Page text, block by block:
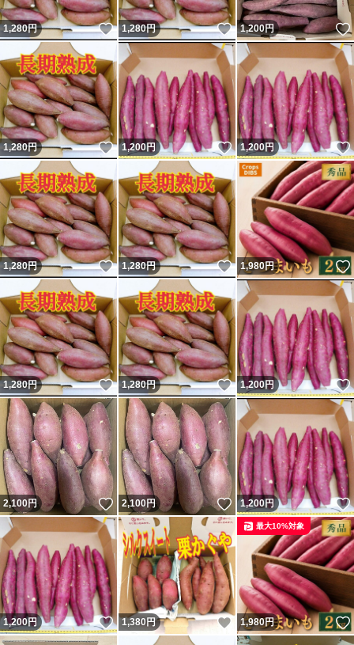
1,280円 いいね！
1,280円 いいね！
1,200円
1,280円 いいね！
1,200円 いいね！
1,200円
1,280円 いいね！
1,280円 いいね！
1,980円
1,280円 いいね！
1,280円 いいね！
1,200円
2,100円 いいね！
2,100円 いいね！
1,200円
1,200円 いいね！
1,380円 いいね！
1,980円
最大10%対象